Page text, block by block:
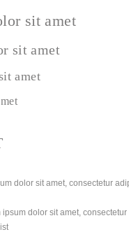
sit amet
sit amet
amet
dolor sit amet, consectetur
dolor sit amet, consectetur